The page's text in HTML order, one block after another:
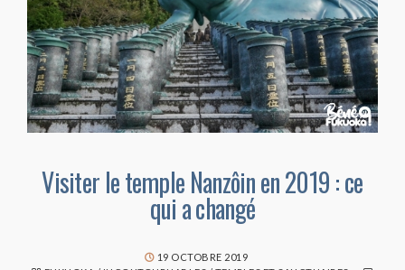
Visiter le temple Nanzôin en 2019 : ce
qui a changé
19 OCTOBRE 2019